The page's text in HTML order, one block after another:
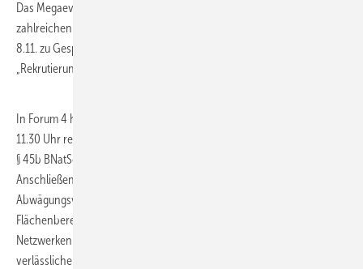
Das Megaevent der Windbranche glänzt auch in diesem Jahr mit
zahlreichen relevanten Themen in den Foren. Birn + Partners lädt am
8.11. zu Gesprächen und Diskussionen rund um das Thema
„Rekrutierung in Zeiten des Kandidatenmangels“ ins Forum 32 ein.
In Forum 4 heißt es am 9.11. Recht & Paragraphenreiterei. Von 11 bis
11.30 Uhr referiert hier Katharina Schober von Sterr-Kölln & Partner zu
§ 45b BNatSchG – aktuelle Rechtsprechung & offene Fragen.
Anschließend fragt Prometheus „Was bedeutet der
Abwägungsvorrang der Erneuerbaren Energien für die
Flächenbereitstellung?“. Vertiefenden Gesprächen können auch beim
Netzwerken an den Messeständen stattfinden. „So gelingt eine
verlässliche Energieversorgung durch erneuerbare Energien“ heißt es